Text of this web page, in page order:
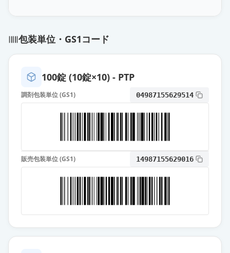
薬価 10.80 円
ロ」
薬価 10.80 円
10.80 円
オロパタジン塩酸塩OD錠
包装単位・GS1コード
100錠 (10錠×10) - PTP
調剤包装単位 (GS1) 04987155629514
販売包装単位 (GS1) 14987155629016